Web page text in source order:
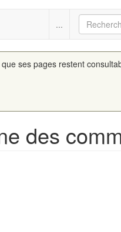
...
ses pages restent
des